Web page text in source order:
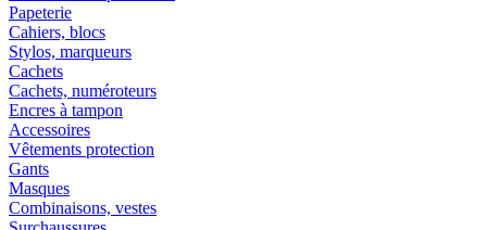
Papeterie
Cahiers, blocs
Stylos, marqueurs
Cachets
Cachets, numéroteurs
Encres à tampon
Accessoires
Vêtements protection
Gants
Masques
Combinaisons, vestes